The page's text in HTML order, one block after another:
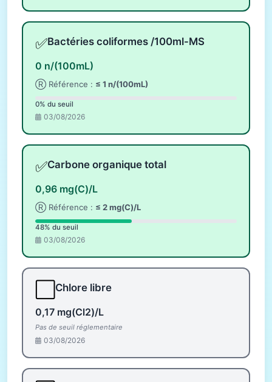
✅Bactéries coliformes /100ml-MS
0 n/(100mL)
Ⓡ Référence : ≤ 1 n/(100mL)
0% du seuil
03/08/2026
✅Carbone organique total
0,96 mg(C)/L
Ⓡ Référence : ≤ 2 mg(C)/L
48% du seuil
03/08/2026
Chlore libre
0,17 mg(Cl2)/L
Pas de seuil réglementaire
03/08/2026